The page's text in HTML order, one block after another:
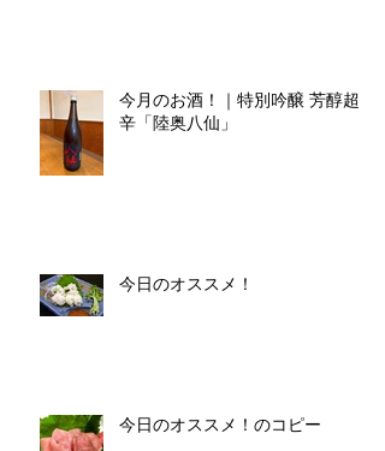
今月のお酒！｜特別吟醸 芳醇超
辛「陸奥八仙」
今日のオススメ！
今日のオススメ！のコピー